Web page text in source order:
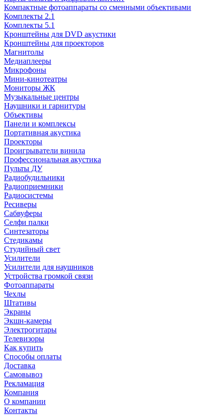
Компактные фотоаппараты со сменными объективами
Комплекты 2.1
Комплекты 5.1
Кронштейны для DVD акустики
Кронштейны для проекторов
Магнитолы
Медиаплееры
Микрофоны
Мини-кинотеатры
Мониторы ЖК
Музыкальные центры
Наушники и гарнитуры
Объективы
Панели и комплексы
Портативная акустика
Проекторы
Проигрыватели винила
Профессиональная акустика
Пульты ДУ
Радиобудильники
Радиоприемники
Радиосистемы
Ресиверы
Сабвуферы
Селфи палки
Синтезаторы
Стедикамы
Студийный свет
Усилители
Усилители для наушников
Устройства громкой связи
Фотоаппараты
Чехлы
Штативы
Экраны
Экшн-камеры
Электрогитары
Телевизоры
Как купить
Способы оплаты
Доставка
Самовывоз
Рекламация
Компания
О компании
Контакты